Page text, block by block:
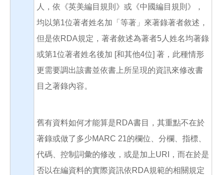
人，依《英美編目規則》或《中國編目規則》，
均以第1位著者姓名加「等著」來著錄著者敘述，
但是依RDA規定，著者敘述為著者5人姓名均著錄
或第1位著者姓名後加 [和其他4位] 著，此種情形
更需要調出該書並依書上所呈現的資訊來修改書
目之著錄內容。
舊有資料如何才能算是RDA書目，其重點不在於
著錄或做了多少MARC 21的欄位、分欄、指標、
代碼、控制詞彙的修改，或是加上URI，而在於是
否以在編資料的實際資訊依RDA規範的相關規定